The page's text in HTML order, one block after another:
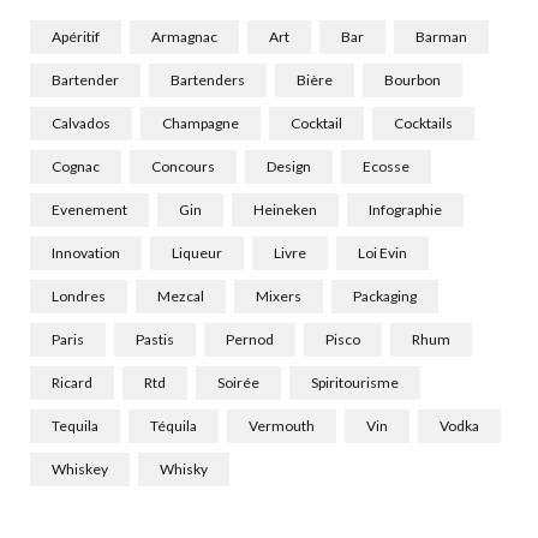
Apéritif Armagnac Art Bar Barman
Bartender Bartenders Bière Bourbon
Calvados Champagne Cocktail Cocktails
Cognac Concours Design Ecosse
Evenement Gin Heineken Infographie
Innovation Liqueur Livre Loi Evin
Londres Mezcal Mixers Packaging
Paris Pastis Pernod Pisco Rhum
Ricard Rtd Soirée Spiritourisme
Tequila Téquila Vermouth Vin Vodka
Whiskey Whisky